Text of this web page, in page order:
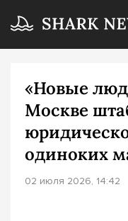
«Новые
Москве
одиноких
02 июля 2026, 14:42